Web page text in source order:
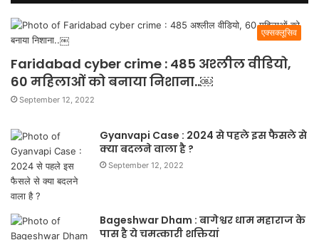
एक्सक्लूसिव
Faridabad cyber crime : 485 अश्लील वीडियो,
60 महिलाओं को बनाया निशाना..￼
September 12, 2022
Gyanvapi Case : 2024 से पहले इस फैसले से
क्या बदलने वाला है ?
September 12, 2022
Bageshwar Dham : बागेश्वर धाम महाराज के
पास है ये चमत्कारी शक्तियां